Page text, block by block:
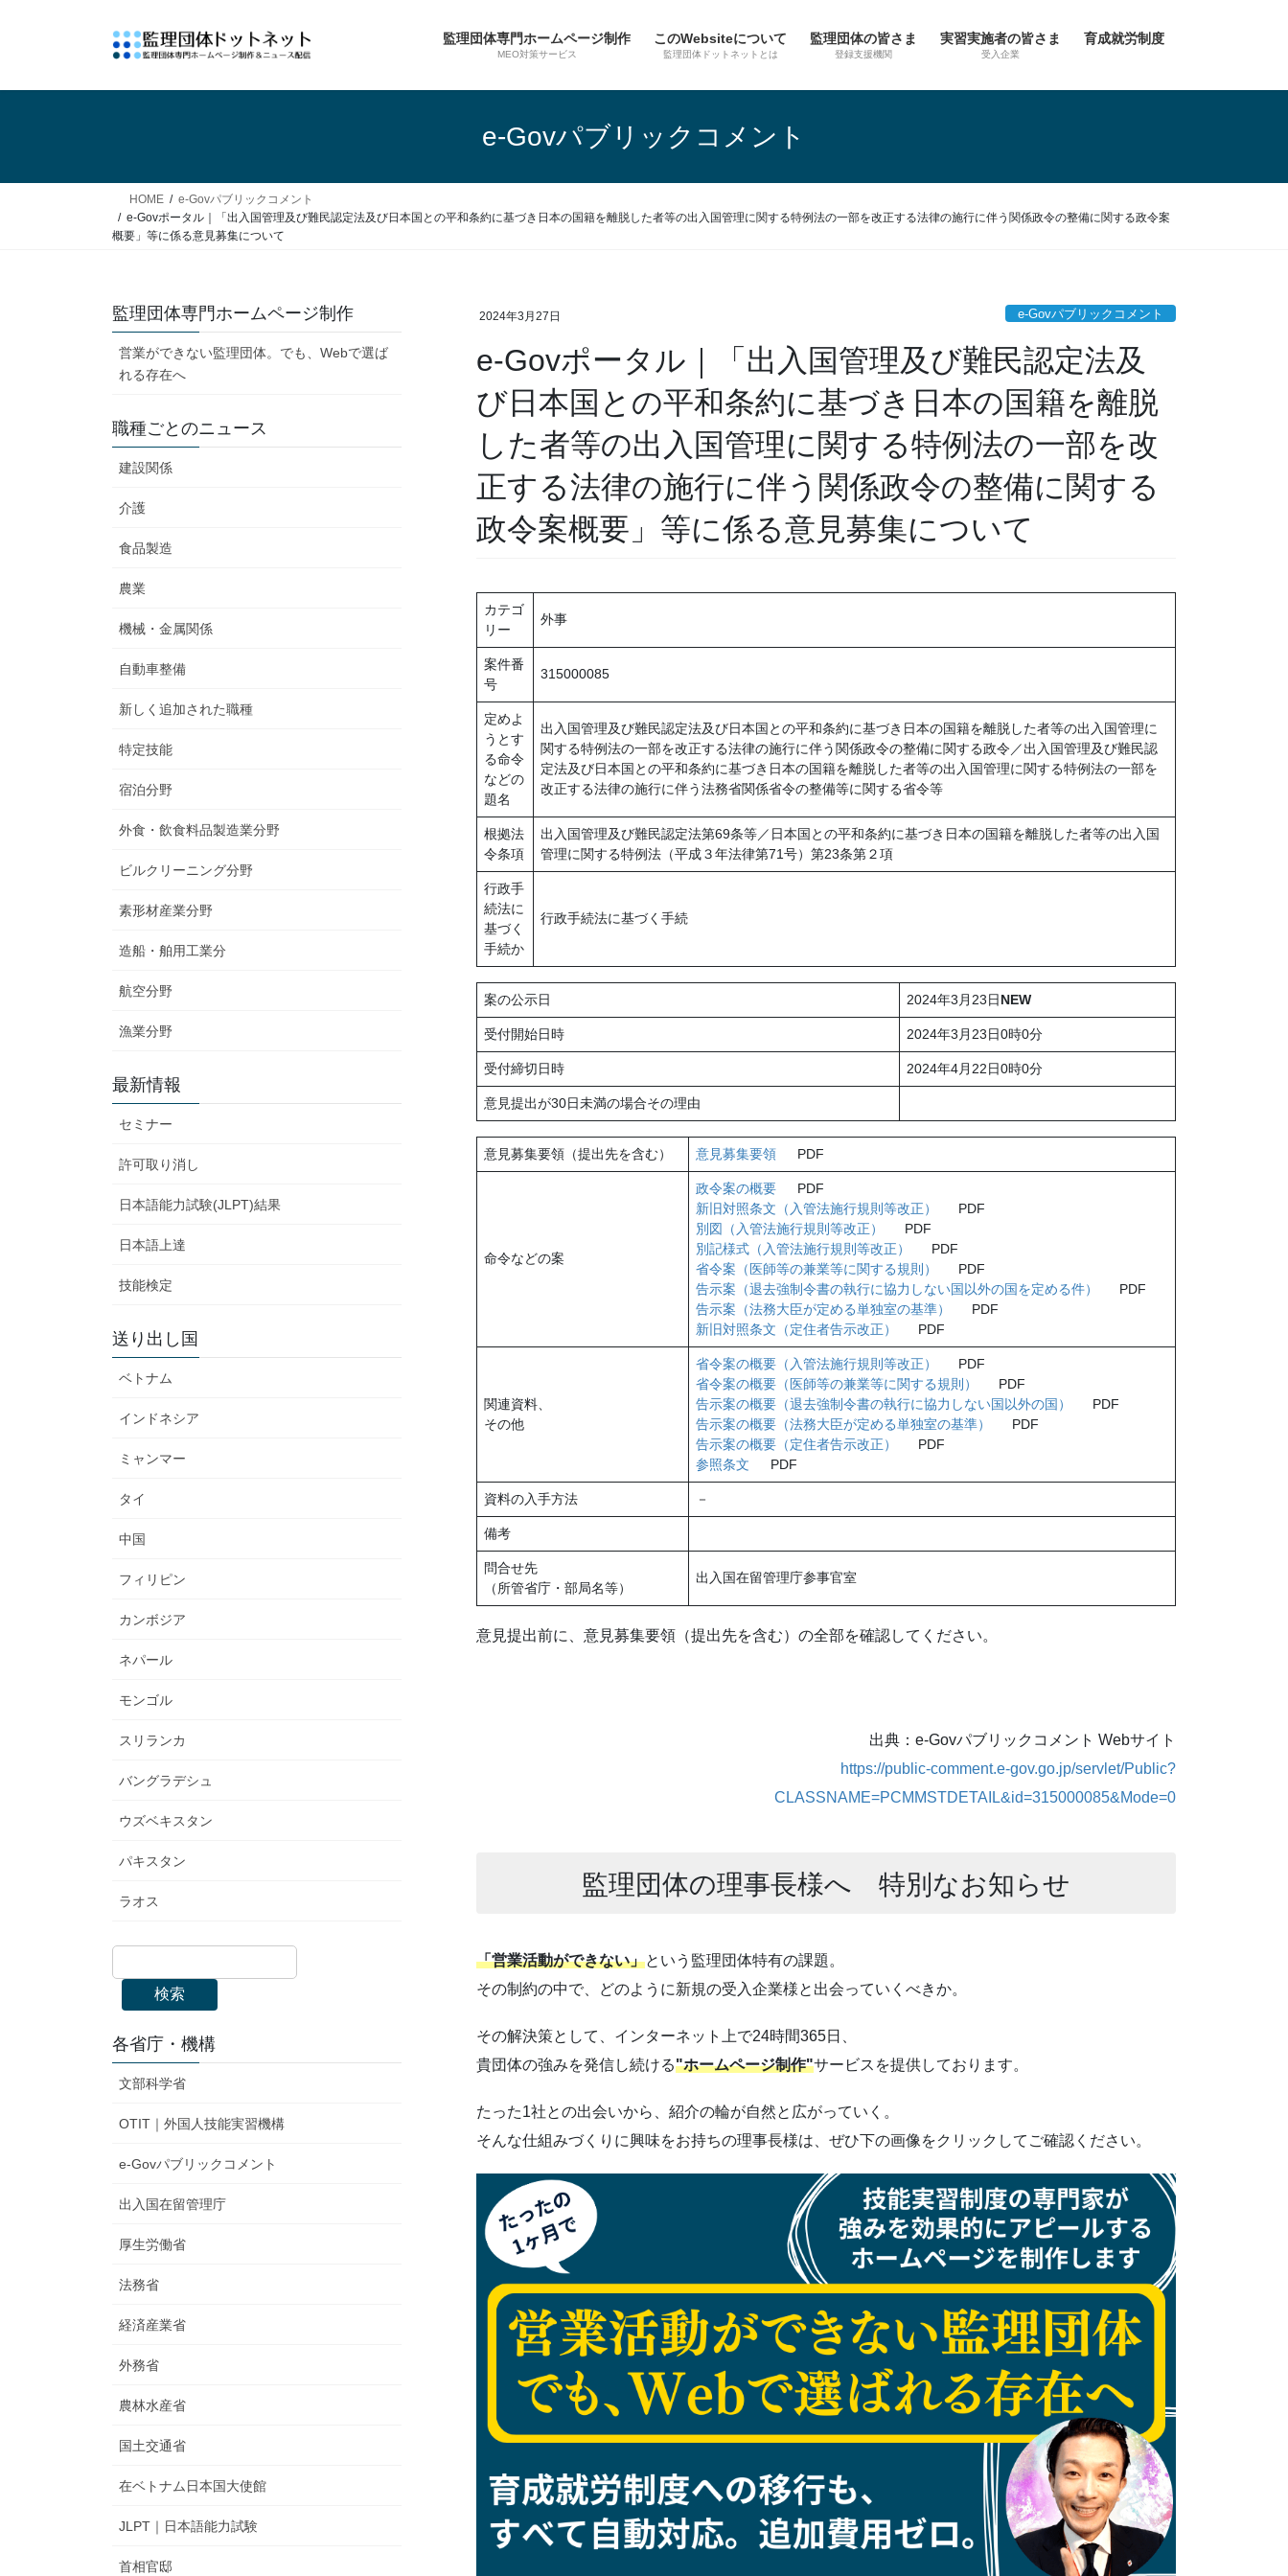
監理団体専門ホームページ制作
MEO対策サービス
このWebsiteについて
監理団体ドットネットとは
監理団体の皆さま
登録支援機関
実習実施者の皆さま
受入企業
育成就労制度
e-Govパブリックコメント
HOME
e-Govパブリックコメント
e-Govポータル｜「出入国管理及び難民認定法及び日本国との平和条約に基づき日本の国籍を離脱した者等の出入国管理に関する特例法の一部を改正する法律の施行に伴う関係政令の整備に関する政令案
概要」等に係る意見募集について
2024年3月27日 e-Govパブリックコメント
e-Govポータル｜「出入国管理及び難民認定法及
び日本国との平和条約に基づき日本の国籍を離脱
した者等の出入国管理に関する特例法の一部を改
正する法律の施行に伴う関係政令の整備に関する
政令案概要」等に係る意見募集について
カテゴ
リー
外事
案件番
号
315000085
定めよ
うとす
る命令
などの
題名
出入国管理及び難民認定法及び日本国との平和条約に基づき日本の国籍を離脱した者等の出入国管理に
関する特例法の一部を改正する法律の施行に伴う関係政令の整備に関する政令／出入国管理及び難民認
定法及び日本国との平和条約に基づき日本の国籍を離脱した者等の出入国管理に関する特例法の一部を
改正する法律の施行に伴う法務省関係省令の整備等に関する省令等
根拠法
令条項
出入国管理及び難民認定法第69条等／日本国との平和条約に基づき日本の国籍を離脱した者等の出入国
管理に関する特例法（平成３年法律第71号）第23条第２項
行政手
続法に
基づく
手続か
行政手続法に基づく手続
案の公示日 2024年3月23日NEW
受付開始日時 2024年3月23日0時0分
受付締切日時 2024年4月22日0時0分
意見提出が30日未満の場合その理由
意見募集要領（提出先を含む） 意見募集要領 PDF
命令などの案
政令案の概要 PDF
新旧対照条文（入管法施行規則等改正）
PDF
別図（入管法施行規則等改正）
PDF
別記様式（入管法施行規則等改正）
PDF
省令案（医師等の兼業等に関する規則）
PDF
告示案（退去強制令書の執行に協力しない国以外の国を定める件）
PDF
告示案（法務大臣が定める単独室の基準）
PDF
新旧対照条文（定住者告示改正）
PDF
関連資料、
その他
省令案の概要（入管法施行規則等改正）
PDF
省令案の概要（医師等の兼業等に関する規則）
PDF
告示案の概要（退去強制令書の執行に協力しない国以外の国）
PDF
告示案の概要（法務大臣が定める単独室の基準）
PDF
告示案の概要（定住者告示改正）
PDF
参照条文 PDF
資料の入手方法 －
備考
問合せ先
（所管省庁・部局名等）
出入国在留管理庁参事官室
意見提出前に、意見募集要領（提出先を含む）の全部を確認してください。
出典：e-Govパブリックコメント Webサイト
https://public-comment.e-gov.go.jp/servlet/Public?
CLASSNAME=PCMMSTDETAIL&id=315000085&Mode=0
監理団体の理事長様へ 特別なお知らせ
「営業活動ができない」という監理団体特有の課題。
その制約の中で、どのように新規の受入企業様と出会っていくべきか。
その解決策として、インターネット上で24時間365日、
貴団体の強みを発信し続ける"ホームページ制作"サービスを提供しております。
たった1社との出会いから、紹介の輪が自然と広がっていく。
そんな仕組みづくりに興味をお持ちの理事長様は、ぜひ下の画像をクリックしてご確認ください。
監理団体専門ホームページ制作
営業ができない監理団体。でも、Webで選ば
れる存在へ
職種ごとのニュース
建設関係
介護
食品製造
農業
機械・金属関係
自動車整備
新しく追加された職種
特定技能
宿泊分野
外食・飲食料品製造業分野
ビルクリーニング分野
素形材産業分野
造船・舶用工業分
航空分野
漁業分野
最新情報
セミナー
許可取り消し
日本語能力試験(JLPT)結果
日本語上達
技能検定
送り出し国
ベトナム
インドネシア
ミャンマー
タイ
中国
フィリピン
カンボジア
ネパール
モンゴル
スリランカ
バングラデシュ
ウズベキスタン
パキスタン
ラオス
検索
各省庁・機構
文部科学省
OTIT｜外国人技能実習機構
e-Govパブリックコメント
出入国在留管理庁
厚生労働省
法務省
経済産業省
外務省
農林水産省
国土交通省
在ベトナム日本国大使館
JLPT｜日本語能力試験
首相官邸